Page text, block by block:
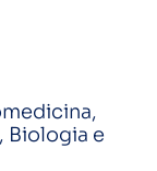
Biologia e